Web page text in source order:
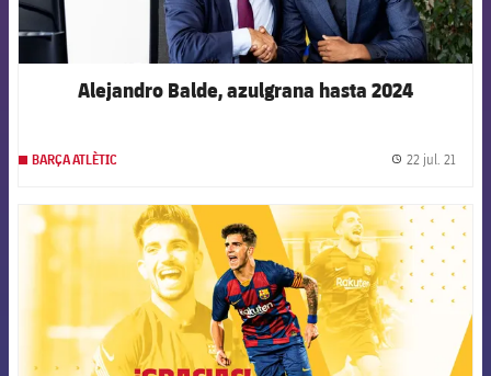
Alejandro Balde, azulgrana hasta 2024
BARÇA ATLÈTIC 22 jul. 21
FCB Barcelona badge